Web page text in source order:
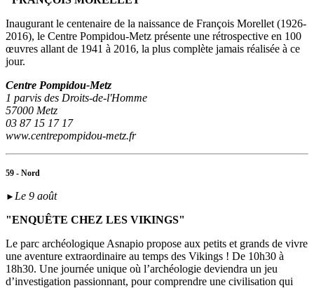
Inaugurant le centenaire de la naissance de François Morellet (1926-
2016), le Centre Pompidou-Metz présente une rétrospective en 100
œuvres allant de 1941 à 2016, la plus complète jamais réalisée à ce
jour.
Centre Pompidou-Metz
1 parvis des Droits-de-l'Homme
57000 Metz
03 87 15 17 17
www.centrepompidou-metz.fr
59 - Nord
► Le 9 août
"ENQUÊTE CHEZ LES VIKINGS"
Le parc archéologique Asnapio propose aux petits et grands de vivre
une aventure extraordinaire au temps des Vikings ! De 10h30 à
18h30. Une journée unique où l’archéologie deviendra un jeu
d’investigation passionnant, pour comprendre une civilisation qui